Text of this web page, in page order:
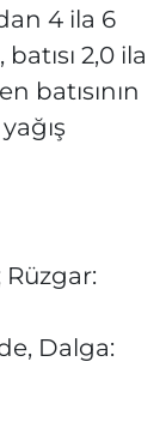
4 ila 6
2,0 ila
batısının
Dalga: